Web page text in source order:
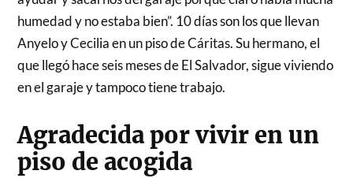
humedad y no estaba bien”. 10 días son los que llevan
Anyelo y Cecilia en un piso de Cáritas. Su hermano, el
que llegó hace seis meses de El Salvador, sigue viviendo
en el garaje y tampoco tiene trabajo.
Agradecida por vivir en un
piso de acogida